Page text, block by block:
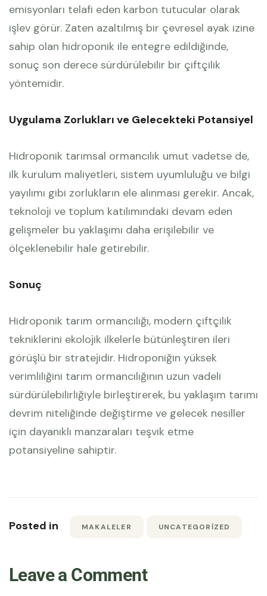
emisyonları telafi eden karbon tutucular olarak
işlev görür. Zaten azaltılmış bir çevresel ayak izine
sahip olan hidroponik ile entegre edildiğinde,
sonuç son derece sürdürülebilir bir çiftçilik
yöntemidir.
Uygulama Zorlukları ve Gelecekteki Potansiyel
Hidroponik tarımsal ormancılık umut vadetse de,
ilk kurulum maliyetleri, sistem uyumluluğu ve bilgi
yayılımı gibi zorlukların ele alınması gerekir. Ancak,
teknoloji ve toplum katılımındaki devam eden
gelişmeler bu yaklaşımı daha erişilebilir ve
ölçeklenebilir hale getirebilir.
Sonuç
Hidroponik tarım ormancılığı, modern çiftçilik
tekniklerini ekolojik ilkelerle bütünleştiren ileri
görüşlü bir stratejidir. Hidroponiğin yüksek
verimliliğini tarım ormancılığının uzun vadeli
sürdürülebilirliğiyle birleştirerek, bu yaklaşım tarımı
devrim niteliğinde değiştirme ve gelecek nesiller
için dayanıklı manzaraları teşvik etme
potansiyeline sahiptir.
Posted in MAKALELER UNCATEGORIZED
Leave a Comment